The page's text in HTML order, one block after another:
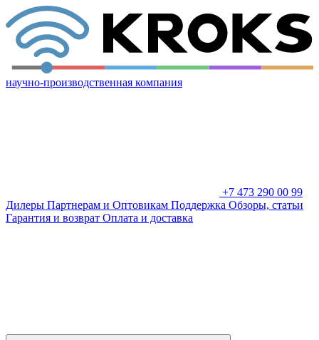
научно-производственная компания
+7 473 290 00 99
Дилеры Партнерам и Оптовикам Поддержка Обзоры, статьи
Гарантия и возврат Оплата и доставка